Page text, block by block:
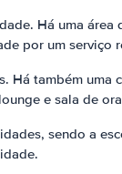
Há uma
por um serviço
também
e sala de
sendo a